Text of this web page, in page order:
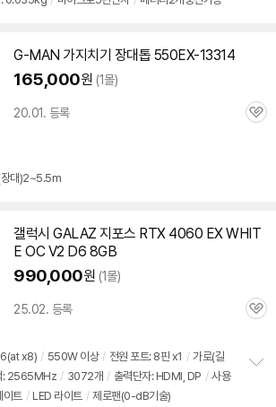
G-MAN 가지치기 장대톱 550EX-13314
165,000원 (1몰)
20.01. 등록
관
대)2~5.5m
갤럭시 GALAZ 지포스 RTX 4060 EX WHIT
E OC V2 D6 8GB
990,000원 (1몰)
25.02. 등록
관
x8) / 550W 이상 / 전원 포트: 8핀 x1 / 가로(길
: 2565MHz / 3072개 / 출력단자: HDMI, DP / 사용
이트 / LED 라이트 / 제로팬(0-dB기술)